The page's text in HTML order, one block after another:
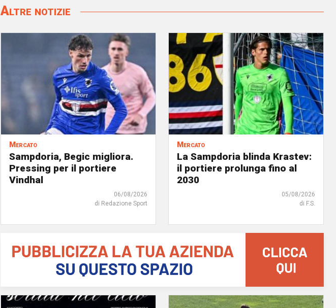
Altre notizie
Mercato
Sampdoria, Begic migliora.
Pressing per il portiere
Vindhal
06/08/2026
di Redazione Sport
Mercato
La Sampdoria blinda Krastev:
il portiere prolunga fino al
2030
05/08/2026
di F.S.